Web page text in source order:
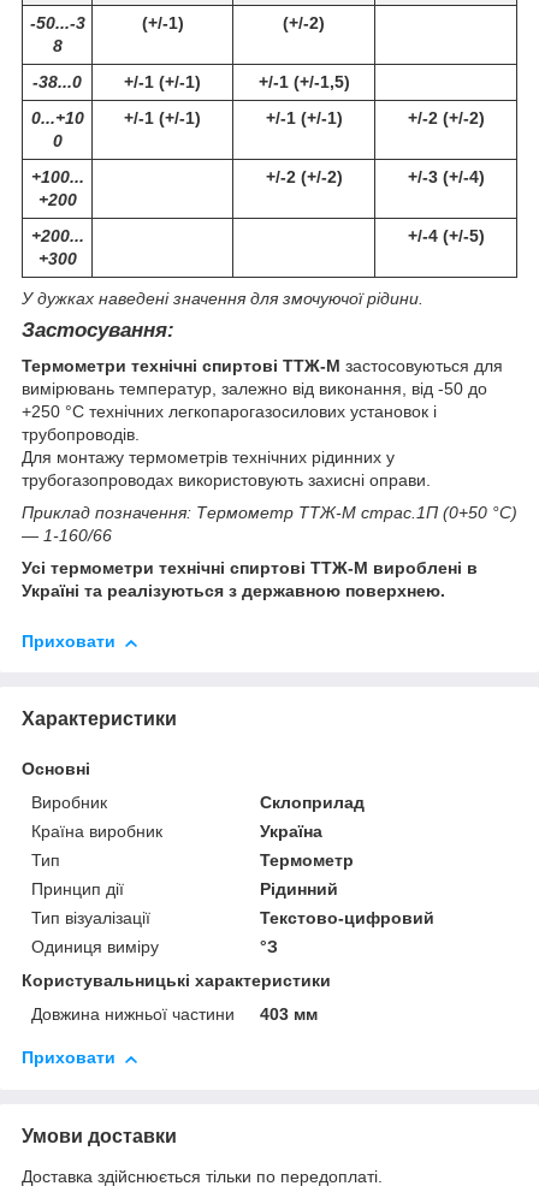
-50...-3
8
(+/-1) (+/-2)
-38...0 +/-1 (+/-1)
+/-1 (+/-1,5)
0...+10
0
+/-1 (+/-1) +/-1 (+/-1) +/-2 (+/-2)
+100...
+200
+/-2 (+/-2) +/-3 (+/-4)
+200...
+300
+/-4 (+/-5)
У дужках наведені значення для змочуючої рідини.
Застосування:
Термометри технічні спиртові ТТЖ-М застосовуються для
вимірювань температур, залежно від виконання, від -50 до
+250 °C технічних легкопарогазосилових установок і
трубопроводів.
Для монтажу термометрів технічних рідинних у
трубогазопроводах використовують захисні оправи.
Приклад позначення: Термометр ТТЖ-М страс.1П (0+50 °C)
— 1-160/66
Усі термометри технічні спиртові ТТЖ-М вироблені в
Україні та реалізуються з державною поверхнею.
Приховати
Характеристики
Основні
Виробник
Склоприлад
Країна виробник
Україна
Тип
Термометр
Принцип дії
Рідинний
Тип візуалізації
Текстово-цифровий
Одиниця виміру
°З
Користувальницькі характеристики
Довжина нижньої частини
403 мм
Приховати
Умови доставки
Доставка здійснюється тільки по передоплаті.